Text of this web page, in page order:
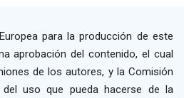
para la producción de este
aprobación del contenido, el cual
de los autores, y la Comisión
uso que pueda hacerse de la